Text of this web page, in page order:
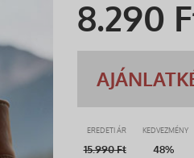
8.290
EREDETI ÁR KEDVEZMÉNY
15.990Ft 48%